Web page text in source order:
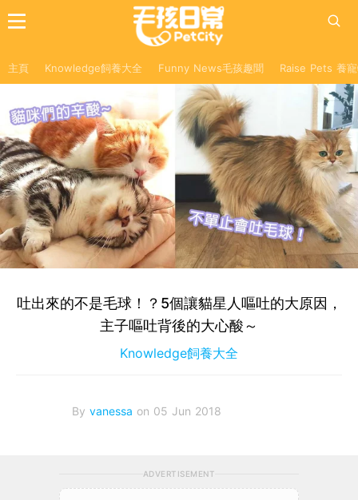
主頁 Knowledge飼養大全 Funny News毛孩趣聞 Raise Pets 養
吐出來的不是毛球！？5個讓貓星人嘔吐的大原因，
主子嘔吐背後的大心酸～
Knowledge飼養大全
By vanessa on 05 Jun 2018
ADVERTISEMENT